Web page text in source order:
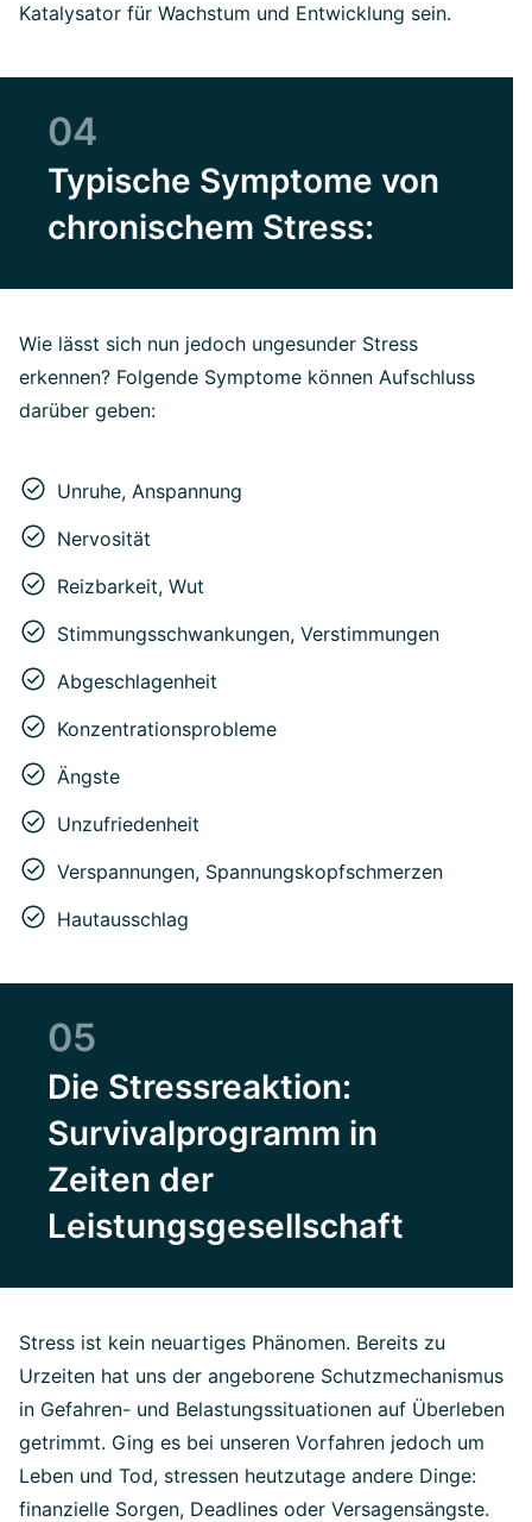
Katalysator für Wachstum und Entwicklung sein.
04
Typische Symptome von
chronischem Stress:
Wie lässt sich nun jedoch ungesunder Stress
erkennen? Folgende Symptome können Aufschluss
darüber geben:
Unruhe, Anspannung
Nervosität
Reizbarkeit, Wut
Stimmungsschwankungen, Verstimmungen
Abgeschlagenheit
Konzentrationsprobleme
Ängste
Unzufriedenheit
Verspannungen, Spannungskopfschmerzen
Hautausschlag
05
Die Stressreaktion:
Survivalprogramm in
Zeiten der
Leistungsgesellschaft
Stress ist kein neuartiges Phänomen. Bereits zu
Urzeiten hat uns der angeborene Schutzmechanismus
in Gefahren- und Belastungssituationen auf Überleben
getrimmt. Ging es bei unseren Vorfahren jedoch um
Leben und Tod, stressen heutzutage andere Dinge:
finanzielle Sorgen, Deadlines oder Versagensängste.